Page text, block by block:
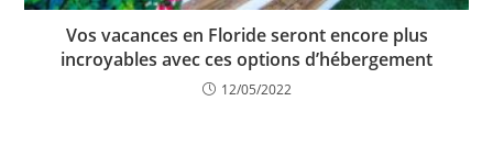
Vos vacances en Floride seront encore plus
incroyables avec ces options d’hébergement
12/05/2022